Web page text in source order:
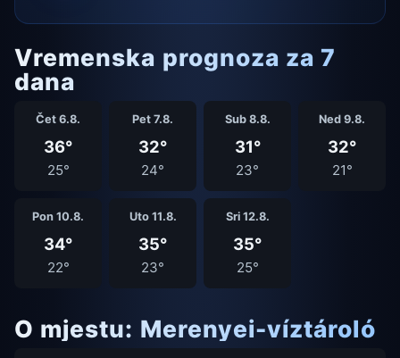
Vremenska prognoza za 7
dana
Čet 6.8.
36°
25°
Pet 7.8.
32°
24°
Sub 8.8.
31°
23°
Ned 9.8.
32°
21°
Pon 10.8.
34°
22°
Uto 11.8.
35°
23°
Sri 12.8.
35°
25°
O mjestu: Merenyei-víztároló